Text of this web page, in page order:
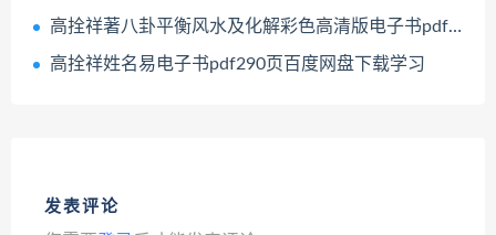
高拴祥著八卦平衡风水及化解彩色高清版电子书pdf百度网盘下载学习
高拴祥姓名易电子书pdf290页百度网盘下载学习
发表评论